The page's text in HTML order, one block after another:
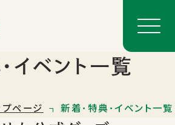
イベント一覧
プページ 新着･特典･イベント一覧